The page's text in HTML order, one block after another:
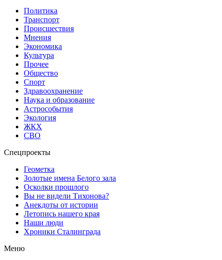
Политика
Транспорт
Происшествия
Мнения
Экономика
Культура
Прочее
Общество
Спорт
Здравоохранение
Наука и образование
Астрособытия
Экология
ЖКХ
СВО
Спецпроекты
Геометка
Золотые имена Белого зала
Осколки прошлого
Вы не видели Тихонова?
Анекдоты от истории
Летопись нашего края
Наши люди
Хроники Сталинграда
Меню